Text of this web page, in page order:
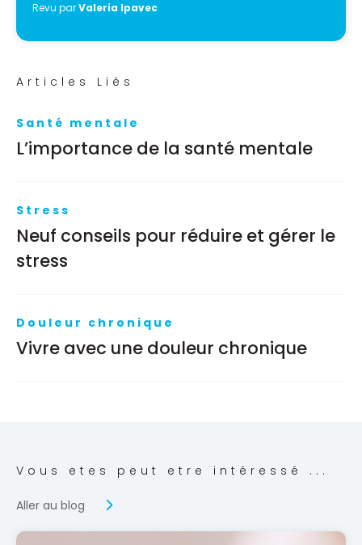
Revu parValeria Ipavec
Articles Liés
Santé mentale
L’importance de la santé mentale
Stress
Neuf conseils pour réduire et gérer le
stress
Douleur chronique
Vivre avec une douleur chronique
Vous etes peut etre intéressé ...
Aller au blog